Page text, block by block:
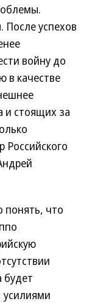
После успехов
войну до
в качестве
и стоящих за
Российского
понять, что
будет